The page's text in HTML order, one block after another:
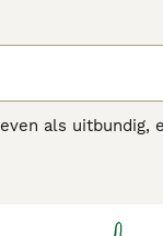
als
plezier met ze